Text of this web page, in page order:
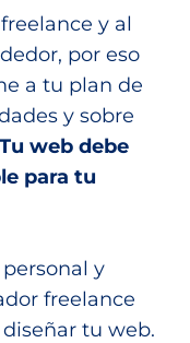
freelance y al
por eso
a tu plan de
y sobre
Tu web debe
para tu
y
freelance
tu web.